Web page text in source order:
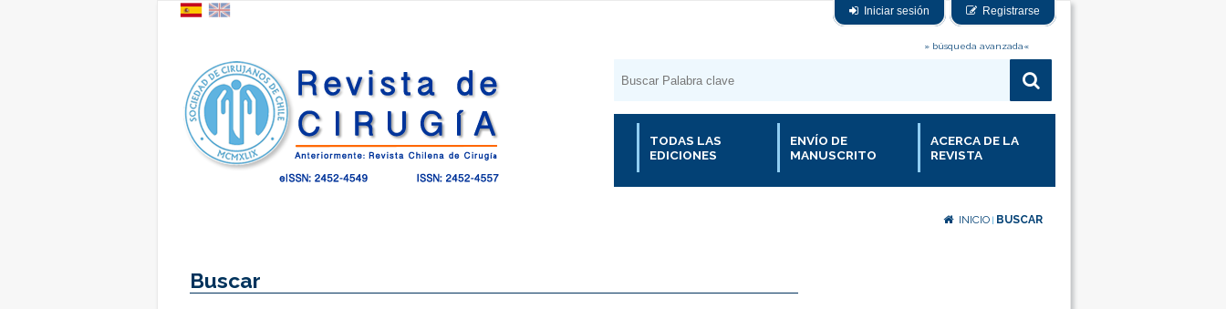
Iniciar sesión Registrarse
» búsqueda avanzada«
TODAS LAS
EDICIONES
ENVÍO DE
MANUSCRITO
ACERCA DE LA
REVISTA
INICIO BUSCAR
Buscar